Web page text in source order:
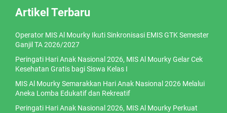
Artikel Terbaru
Operator MIS Al Mourky Ikuti Sinkronisasi EMIS GTK Semester
Ganjil TA 2026/2027
Peringati Hari Anak Nasional 2026, MIS Al Mourky Gelar Cek
Kesehatan Gratis bagi Siswa Kelas I
MIS Al Mourky Semarakkan Hari Anak Nasional 2026 Melalui
Aneka Lomba Edukatif dan Rekreatif
Peringati Hari Anak Nasional 2026, MIS Al Mourky Perkuat